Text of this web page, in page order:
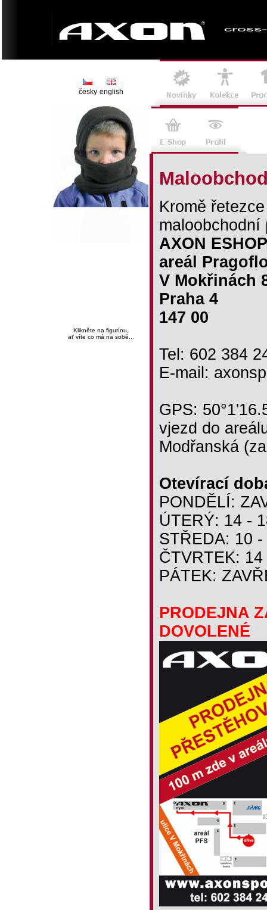
česky english
Klikněte na figurínu,
ať víte co má na sobě...
Kromě
maloobchodní
AXON
areál
V Mokřinách
Praha 4
147 00
Tel: 602 384
E-mail:
GPS:
vjezd do
Modřanská
Otevírací
PONDĚLÍ:
ÚTERÝ: 14 -
STŘEDA: 10
ČTVRTEK:
PÁTEK:
PRODEJNA
DOVOLENÉ